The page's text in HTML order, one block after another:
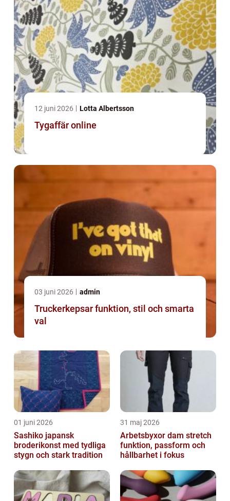
12 juni 2026 Lotta Albertsson
Tygaffär online
03 juni 2026 admin
Truckerkepsar funktion, stil och smarta
val
01 juni 2026
Sashiko japansk
broderikonst med tydliga
stygn och stark tradition
31 maj 2026
Arbetsbyxor dam stretch
funktion, passform och
hållbarhet i fokus